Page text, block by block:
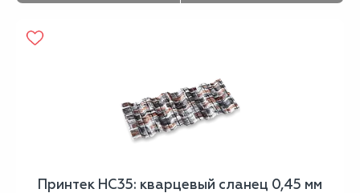
Принтек НС35: кварцевый сланец 0,45 мм